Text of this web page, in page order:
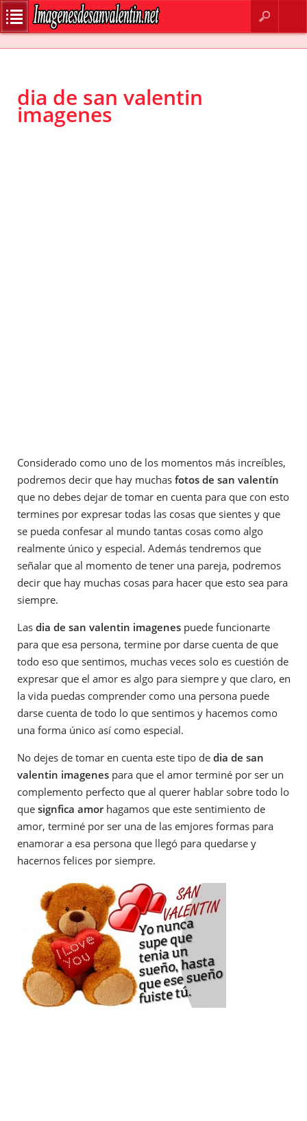
CONTACTO
BUSCAR
dia de san valentin
imagenes
Considerado como uno de los momentos más increíbles,
podremos decir que hay muchas fotos de san valentín
que no debes dejar de tomar en cuenta para que con esto
termines por expresar todas las cosas que sientes y que
se pueda confesar al mundo tantas cosas como algo
realmente único y especial. Además tendremos que
señalar que al momento de tener una pareja, podremos
decir que hay muchas cosas para hacer que esto sea para
siempre.
Las dia de san valentin imagenes puede funcionarte
para que esa persona, termine por darse cuenta de que
todo eso que sentimos, muchas veces solo es cuestión de
expresar que el amor es algo para siempre y que claro, en
la vida puedas comprender como una persona puede
darse cuenta de todo lo que sentimos y hacemos como
una forma único así como especial.
No dejes de tomar en cuenta este tipo de dia de san
valentin imagenes para que el amor terminé por ser un
complemento perfecto que al querer hablar sobre todo lo
que signfica amorhagamos que este sentimiento de
amor, terminé por ser una de las emjores formas para
enamorar a esa persona que llegó para quedarse y
hacernos felices por siempre.